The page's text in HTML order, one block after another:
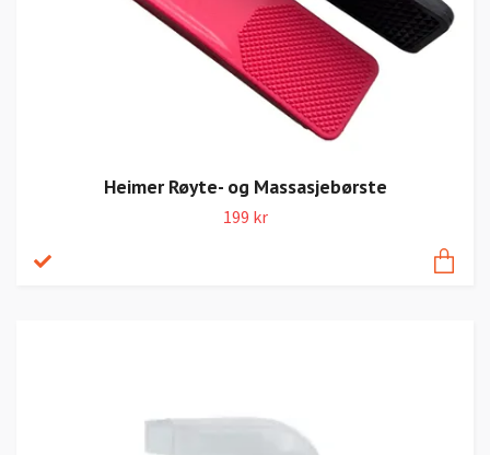
Heimer Røyte- og Massasjebørste
199 kr